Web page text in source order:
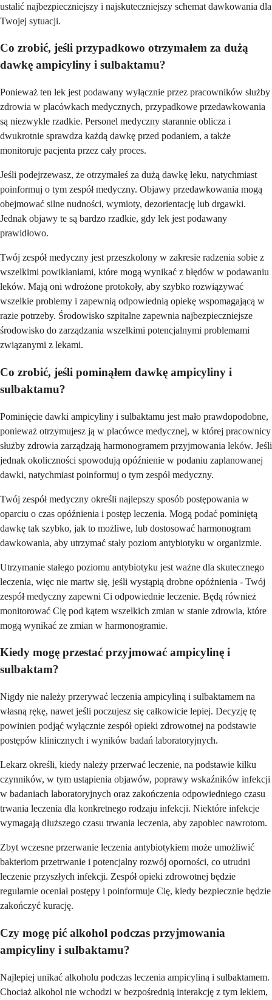
ustalić najbezpieczniejszy i najskuteczniejszy schemat dawkowania dla
Twojej sytuacji.
Co zrobić, jeśli przypadkowo otrzymałem za dużą
dawkę ampicyliny i sulbaktamu?
Ponieważ ten lek jest podawany wyłącznie przez pracowników służby
zdrowia w placówkach medycznych, przypadkowe przedawkowania
są niezwykle rzadkie. Personel medyczny starannie oblicza i
dwukrotnie sprawdza każdą dawkę przed podaniem, a także
monitoruje pacjenta przez cały proces.
Jeśli podejrzewasz, że otrzymałeś za dużą dawkę leku, natychmiast
poinformuj o tym zespół medyczny. Objawy przedawkowania mogą
obejmować silne nudności, wymioty, dezorientację lub drgawki.
Jednak objawy te są bardzo rzadkie, gdy lek jest podawany
prawidłowo.
Twój zespół medyczny jest przeszkolony w zakresie radzenia sobie z
wszelkimi powikłaniami, które mogą wynikać z błędów w podawaniu
leków. Mają oni wdrożone protokoły, aby szybko rozwiązywać
wszelkie problemy i zapewnią odpowiednią opiekę wspomagającą w
razie potrzeby. Środowisko szpitalne zapewnia najbezpieczniejsze
środowisko do zarządzania wszelkimi potencjalnymi problemami
związanymi z lekami.
Co zrobić, jeśli pominąłem dawkę ampicyliny i
sulbaktamu?
Pominięcie dawki ampicyliny i sulbaktamu jest mało prawdopodobne,
ponieważ otrzymujesz ją w placówce medycznej, w której pracownicy
służby zdrowia zarządzają harmonogramem przyjmowania leków. Jeśli
jednak okoliczności spowodują opóźnienie w podaniu zaplanowanej
dawki, natychmiast poinformuj o tym zespół medyczny.
Twój zespół medyczny określi najlepszy sposób postępowania w
oparciu o czas opóźnienia i postęp leczenia. Mogą podać pominiętą
dawkę tak szybko, jak to możliwe, lub dostosować harmonogram
dawkowania, aby utrzymać stały poziom antybiotyku w organizmie.
Utrzymanie stałego poziomu antybiotyku jest ważne dla skutecznego
leczenia, więc nie martw się, jeśli wystąpią drobne opóźnienia - Twój
zespół medyczny zapewni Ci odpowiednie leczenie. Będą również
monitorować Cię pod kątem wszelkich zmian w stanie zdrowia, które
mogą wynikać ze zmian w harmonogramie.
Kiedy mogę przestać przyjmować ampicylinę i
sulbaktam?
Nigdy nie należy przerywać leczenia ampicyliną i sulbaktamem na
własną rękę, nawet jeśli poczujesz się całkowicie lepiej. Decyzję tę
powinien podjąć wyłącznie zespół opieki zdrowotnej na podstawie
postępów klinicznych i wyników badań laboratoryjnych.
Lekarz określi, kiedy należy przerwać leczenie, na podstawie kilku
czynników, w tym ustąpienia objawów, poprawy wskaźników infekcji
w badaniach laboratoryjnych oraz zakończenia odpowiedniego czasu
trwania leczenia dla konkretnego rodzaju infekcji. Niektóre infekcje
wymagają dłuższego czasu trwania leczenia, aby zapobiec nawrotom.
Zbyt wczesne przerwanie leczenia antybiotykiem może umożliwić
bakteriom przetrwanie i potencjalny rozwój oporności, co utrudni
leczenie przyszłych infekcji. Zespół opieki zdrowotnej będzie
regularnie oceniał postępy i poinformuje Cię, kiedy bezpiecznie będzie
zakończyć kurację.
Czy mogę pić alkohol podczas przyjmowania
ampicyliny i sulbaktamu?
Najlepiej unikać alkoholu podczas leczenia ampicyliną i sulbaktamem.
Chociaż alkohol nie wchodzi w bezpośrednią interakcję z tym lekiem,